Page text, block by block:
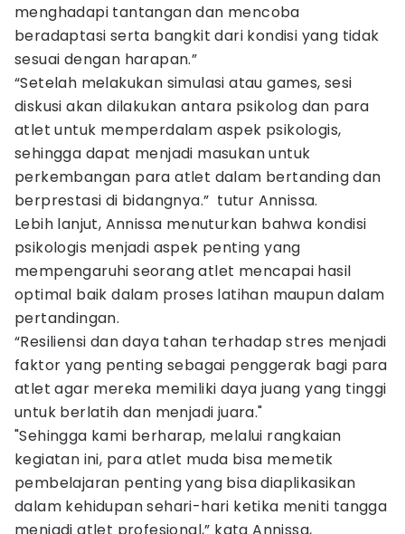
menghadapi tantangan dan mencoba
beradaptasi serta bangkit dari kondisi yang tidak
sesuai dengan harapan.”
“Setelah melakukan simulasi atau games, sesi
diskusi akan dilakukan antara psikolog dan para
atlet untuk memperdalam aspek psikologis,
sehingga dapat menjadi masukan untuk
perkembangan para atlet dalam bertanding dan
berprestasi di bidangnya.” tutur Annissa.
Lebih lanjut, Annissa menuturkan bahwa kondisi
psikologis menjadi aspek penting yang
mempengaruhi seorang atlet mencapai hasil
optimal baik dalam proses latihan maupun dalam
pertandingan.
“Resiliensi dan daya tahan terhadap stres menjadi
faktor yang penting sebagai penggerak bagi para
atlet agar mereka memiliki daya juang yang tinggi
untuk berlatih dan menjadi juara."
"Sehingga kami berharap, melalui rangkaian
kegiatan ini, para atlet muda bisa memetik
pembelajaran penting yang bisa diaplikasikan
dalam kehidupan sehari-hari ketika meniti tangga